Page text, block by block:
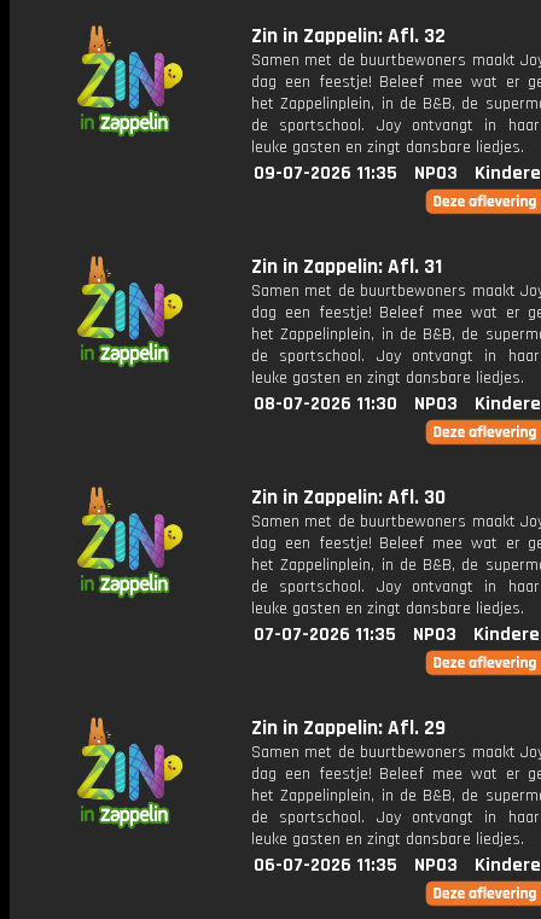
Zin in Zappelin: Afl. 32
Samen met de buurtbewoners maakt
dag een feestje! Beleef mee wat er
het Zappelinplein, in de B&B, de
de sportschool. Joy ontvangt in
leuke gasten en zingt dansbare liedjes.
09-07-2026 11:35 NPO3
Zin in Zappelin: Afl. 31
Samen met de buurtbewoners maakt
dag een feestje! Beleef mee wat er
het Zappelinplein, in de B&B, de
de sportschool. Joy ontvangt in
leuke gasten en zingt dansbare liedjes.
08-07-2026 11:30 NPO3
Zin in Zappelin: Afl. 30
Samen met de buurtbewoners maakt
dag een feestje! Beleef mee wat er
het Zappelinplein, in de B&B, de
de sportschool. Joy ontvangt in
leuke gasten en zingt dansbare liedjes.
07-07-2026 11:35 NPO3
Zin in Zappelin: Afl. 29
Samen met de buurtbewoners maakt
dag een feestje! Beleef mee wat er
het Zappelinplein, in de B&B, de
de sportschool. Joy ontvangt in
leuke gasten en zingt dansbare liedjes.
06-07-2026 11:35 NPO3